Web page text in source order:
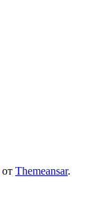
от Themeansar.